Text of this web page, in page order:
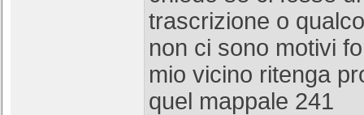
trascrizione o
non ci sono motivi
mio vicino ritenga
quel mappale 241